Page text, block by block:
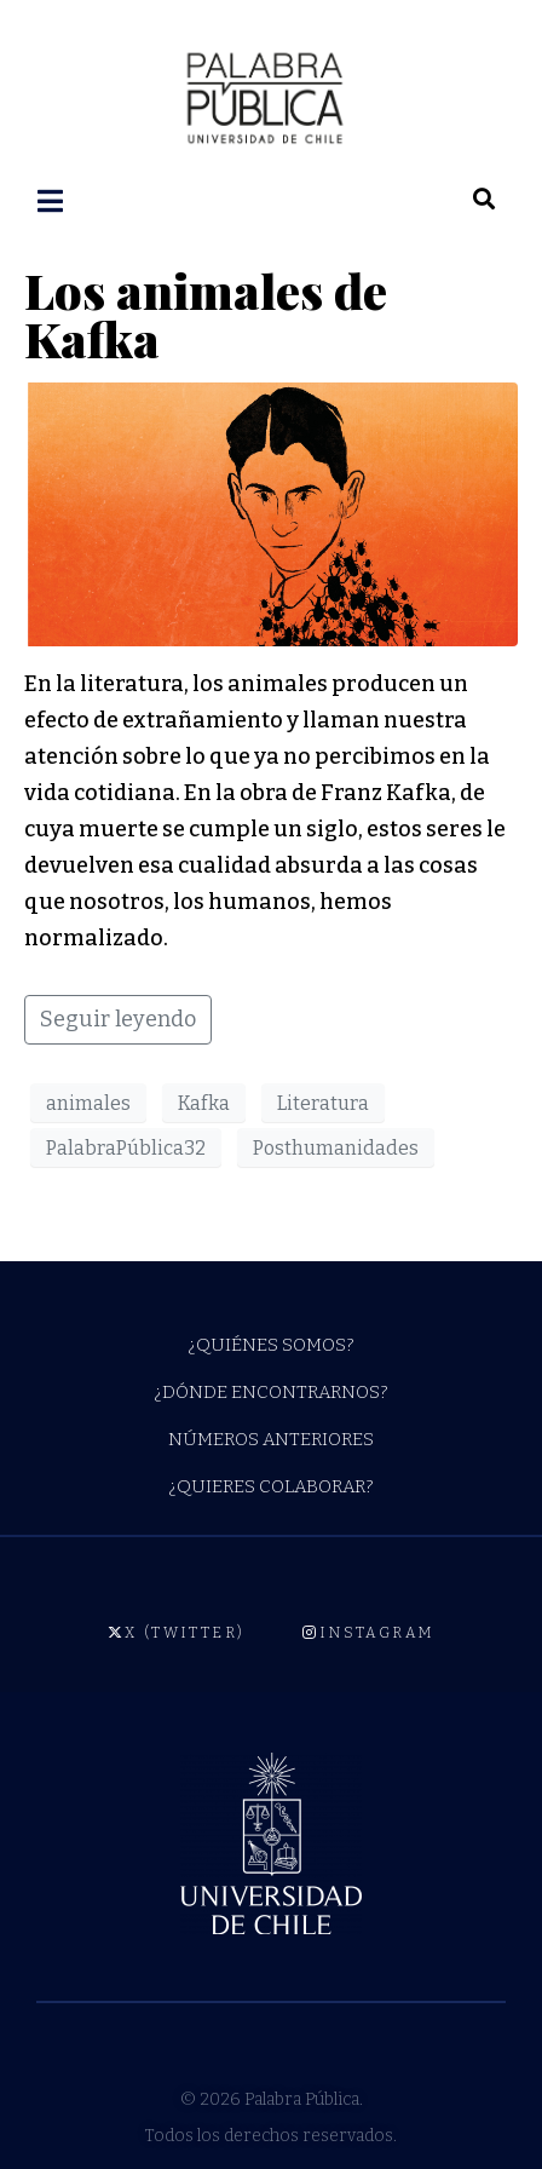
Los animales de
Kafka
En la literatura, los animales producen un
efecto de extrañamiento y llaman nuestra
atención sobre lo que ya no percibimos en la
vida cotidiana. En la obra de Franz Kafka, de
cuya muerte se cumple un siglo, estos seres le
devuelven esa cualidad absurda a las cosas
que nosotros, los humanos, hemos
normalizado.
Seguir leyendo
animales Kafka
Literatura
PalabraPública32
Posthumanidades
¿QUIÉNES SOMOS?
¿DÓNDE ENCONTRARNOS?
NÚMEROS ANTERIORES
¿QUIERES COLABORAR?
X (TWITTER) INSTAGRAM
© 2026 Palabra Pública.
Todos los derechos reservados.